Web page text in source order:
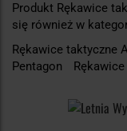
Produkt Rękawice
się również w
Rękawice taktyczne
Pentagon